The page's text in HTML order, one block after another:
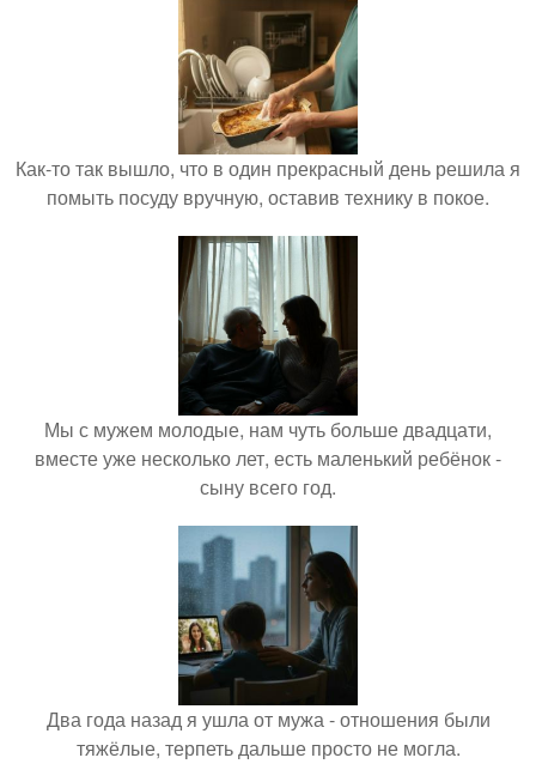
Как-то так вышло, что в один прекрасный день решила я
помыть посуду вручную, оставив технику в покое.
Мы с мужем молодые, нам чуть больше двадцати,
вместе уже несколько лет, есть маленький ребёнок -
сыну всего год.
Два года назад я ушла от мужа - отношения были
тяжёлые, терпеть дальше просто не могла.